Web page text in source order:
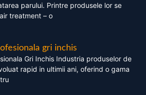
parului. Printre produsele lor se
treatment – o
gri inchis
Gri Inchis Industria produselor de
rapid in ultimii ani, oferind o gama